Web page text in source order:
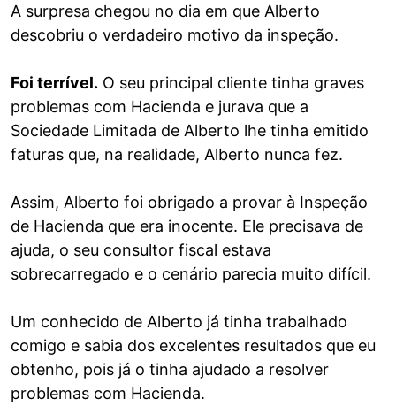
A surpresa chegou no dia em que Alberto
descobriu o verdadeiro motivo da inspeção.
Foi terrível. O seu principal cliente tinha graves
problemas com Hacienda e jurava que a
Sociedade Limitada de Alberto lhe tinha emitido
faturas que, na realidade, Alberto nunca fez.
Assim, Alberto foi obrigado a provar à Inspeção
de Hacienda que era inocente. Ele precisava de
ajuda, o seu consultor fiscal estava
sobrecarregado e o cenário parecia muito difícil.
Um conhecido de Alberto já tinha trabalhado
comigo e sabia dos excelentes resultados que eu
obtenho, pois já o tinha ajudado a resolver
problemas com Hacienda.